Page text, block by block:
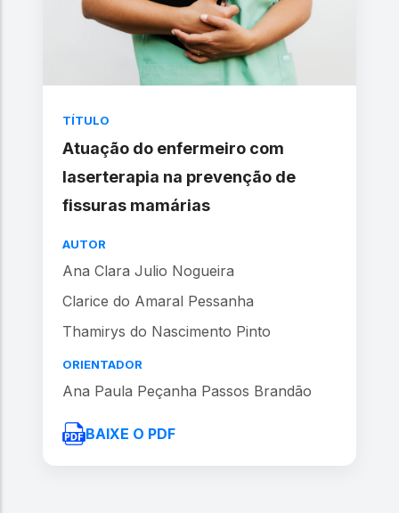
TÍTULO
Atuação do enfermeiro com
laserterapia na prevenção de
fissuras mamárias
AUTOR
Ana Clara Julio Nogueira
Clarice do Amaral Pessanha
Thamirys do Nascimento Pinto
ORIENTADOR
Ana Paula Peçanha Passos Brandão
BAIXE O PDF